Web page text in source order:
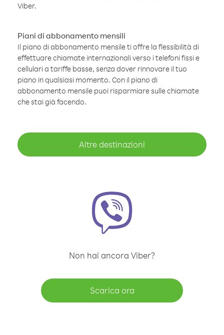
Viber.
Piani di abbonamento mensili
Il piano di abbonamento mensile ti offre la flessibilità di
effettuare chiamate internazionali verso i telefoni fissi e
cellulari a tariffe basse, senza dover rinnovare il tuo
piano in qualsiasi momento. Con il piano di
abbonamento mensile puoi risparmiare sulle chiamate
che stai già facendo.
Altre destinazioni
Non hai ancora Viber?
Scarica ora